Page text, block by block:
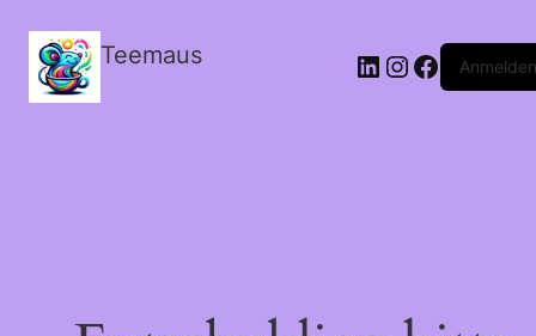
Teemaus LinkedIn
Instagram
FacebookAnmelden